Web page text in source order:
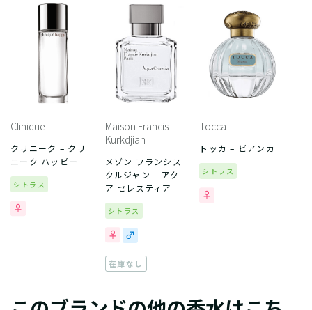
Clinique
クリニーク – クリ
ニーク ハッピー
シトラス
Maison Francis
Kurkdjian
メゾン フランシス
クルジャン – アク
ア セレスティア
シトラス
在庫なし
Tocca
トッカ – ビアンカ
シトラス